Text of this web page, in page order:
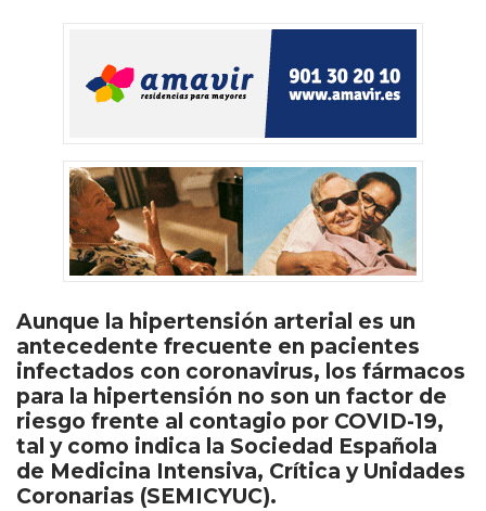
Aunque la hipertensión arterial es un
antecedente frecuente en pacientes
infectados con coronavirus, los fármacos
para la hipertensión no son un factor de
riesgo frente al contagio por COVID-19,
tal y como indica la Sociedad Española
de Medicina Intensiva, Crítica y Unidades
Coronarias (SEMICYUC).